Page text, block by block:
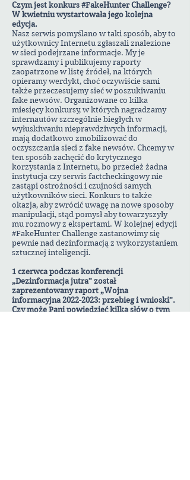
Czym jest konkurs #FakeHunter Challenge?
W kwietniu wystartowała jego kolejna
edycja.
Nasz serwis pomyślano w taki sposób, aby to
użytkownicy Internetu zgłaszali znalezione
w sieci podejrzane informacje. My je
sprawdzamy i publikujemy raporty
zaopatrzone w listę źródeł, na których
opieramy werdykt, choć oczywiście sami
także przeczesujemy sieć w poszukiwaniu
fake newsów. Organizowane co kilka
miesięcy konkursy, w których nagradzamy
internautów szczególnie biegłych w
wyłuskiwaniu nieprawdziwych informacji,
mają dodatkowo zmobilizować do
oczyszczania sieci z fake newsów. Chcemy w
ten sposób zachęcić do krytycznego
korzystania z Internetu, bo przecież żadna
instytucja czy serwis factcheckingowy nie
zastąpi ostrożności i czujności samych
użytkowników sieci. Konkurs to także
okazja, aby zwrócić uwagę na nowe sposoby
manipulacji, stąd pomysł aby towarzyszyły
mu rozmowy z ekspertami. W kolejnej edycji
#FakeHunter Challenge zastanowimy się
pewnie nad dezinformacją z wykorzystaniem
sztucznej inteligencji.
1 czerwca podczas konferencji
„Dezinformacja jutra” został
zaprezentowany raport „Wojna
informacyjna2022-2023: przebieg i wnioski”.
Czy może Pani powiedzieć kilka słów o tym